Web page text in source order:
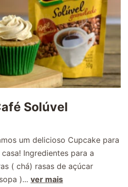
Solúvel
um delicioso Cupcake para
Ingredientes para a
( chá) rasas de açúcar
)... ver mais